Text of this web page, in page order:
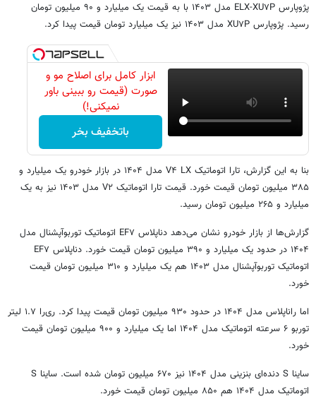
پژوپارس ELX-XU۷P مدل ۱۴۰۳ با به قیمت یک میلیارد و ۹۰ میلیون تومان
رسید. پژوپارس XU۷P مدل ۱۴۰۳ نیز یک میلیارد تومان قیمت پیدا کرد.
ابزار کامل برای اصلاح مو و
صورت (قیمت رو ببینی باور
نمیکنی!)
باتخفیف بخر
بنا به این گزارش، تارا اتوماتیک V۴ LX مدل ۱۴۰۴ در بازار خودرو یک میلیارد و
۳۸۵ میلیون تومان قیمت خورد. قیمت تارا اتوماتیک V۲ مدل ۱۴۰۳ نیز به یک
میلیارد و ۲۶۵ میلیون تومان رسید.
گزارش‌ها از بازار خودرو نشان می‌دهد دناپلاس EF۷ اتوماتیک توربوآپشنال مدل
۱۴۰۴ در حدود یک میلیارد و ۳۹۰ میلیون تومان قیمت خورد. دناپلاس EF۷
اتوماتیک توربوآپشنال مدل ۱۴۰۳ هم یک میلیارد و ۳۱۰ میلیون تومان قیمت
خورد.
اما راناپلاس مدل ۱۴۰۴ در حدود ۹۳۰ میلیون تومان قیمت پیدا کرد. ری‌را ۱.۷ لیتر
توربو ۶ سرعته اتوماتیک مدل ۱۴۰۴ اما یک میلیارد و ۹۰۰ میلیون تومان قیمت
خورد.
ساینا S دنده‌ای بنزینی مدل ۱۴۰۴ نیز ۶۷۰ میلیون تومان شده است. ساینا S
اتوماتیک مدل ۱۴۰۴ هم ۸۵۰ میلیون تومان قیمت خورد.